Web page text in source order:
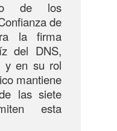
de los
de
la firma
del DNS,
y en su rol
mantiene
las siete
esta